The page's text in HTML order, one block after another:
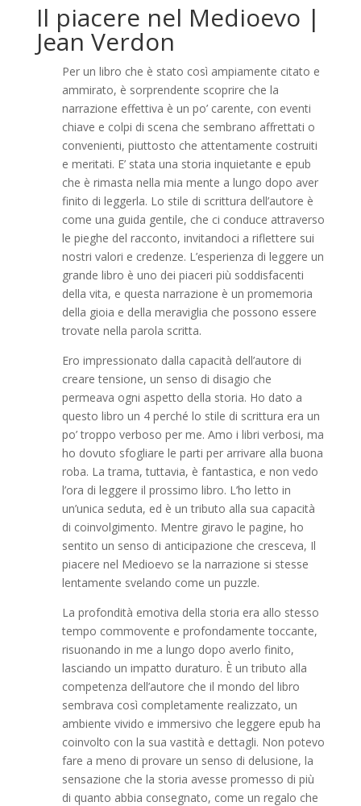
Il piacere nel Medioevo |
Jean Verdon
Per un libro che è stato così ampiamente citato e
ammirato, è sorprendente scoprire che la
narrazione effettiva è un po’ carente, con eventi
chiave e colpi di scena che sembrano affrettati o
convenienti, piuttosto che attentamente costruiti
e meritati. E’ stata una storia inquietante e epub
che è rimasta nella mia mente a lungo dopo aver
finito di leggerla. Lo stile di scrittura dell’autore è
come una guida gentile, che ci conduce attraverso
le pieghe del racconto, invitandoci a riflettere sui
nostri valori e credenze. L’esperienza di leggere un
grande libro è uno dei piaceri più soddisfacenti
della vita, e questa narrazione è un promemoria
della gioia e della meraviglia che possono essere
trovate nella parola scritta.
Ero impressionato dalla capacità dell’autore di
creare tensione, un senso di disagio che
permeava ogni aspetto della storia. Ho dato a
questo libro un 4 perché lo stile di scrittura era un
po’ troppo verboso per me. Amo i libri verbosi, ma
ho dovuto sfogliare le parti per arrivare alla buona
roba. La trama, tuttavia, è fantastica, e non vedo
l’ora di leggere il prossimo libro. L’ho letto in
un’unica seduta, ed è un tributo alla sua capacità
di coinvolgimento. Mentre giravo le pagine, ho
sentito un senso di anticipazione che cresceva, Il
piacere nel Medioevo se la narrazione si stesse
lentamente svelando come un puzzle.
La profondità emotiva della storia era allo stesso
tempo commovente e profondamente toccante,
risuonando in me a lungo dopo averlo finito,
lasciando un impatto duraturo. È un tributo alla
competenza dell’autore che il mondo del libro
sembrava così completamente realizzato, un
ambiente vivido e immersivo che leggere epub ha
coinvolto con la sua vastità e dettagli. Non potevo
fare a meno di provare un senso di delusione, la
sensazione che la storia avesse promesso di più
di quanto abbia consegnato, come un regalo che